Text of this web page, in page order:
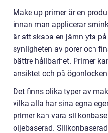
Make up primer är en
innan man applicerar
är att skapa en jämn yta
synligheten av porer och
bättre hållbarhet. Primer
ansiktet och på ögonlocken.
Det finns olika typer av
vilka alla har sina egna
primer kan vara
oljebaserad.